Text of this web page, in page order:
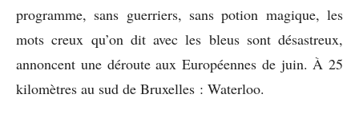
programme, sans guerriers, sans potion magique, les
mots creux qu’on dit avec les bleus sont désastreux,
annoncent une déroute aux Européennes de juin. À 25
kilomètres au sud de Bruxelles : Waterloo.